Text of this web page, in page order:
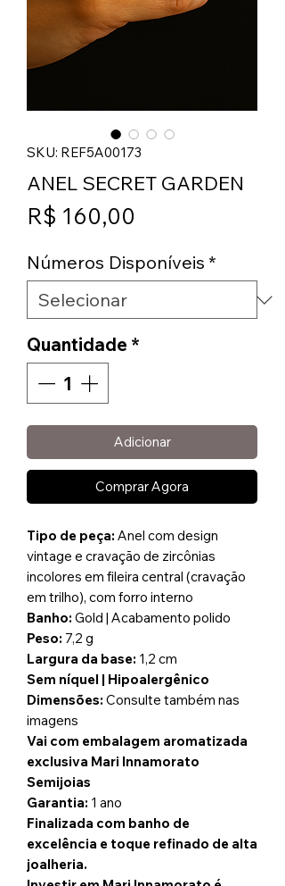
SKU: REF5A00173
ANEL SECRET GARDEN
R$ 160,00
Números Disponíveis *
Quantidade *
Adicionar
Comprar Agora
Tipo de peça: Anel com design
vintage e cravação de zircônias
incolores em fileira central (cravação
em trilho), com forro interno
Banho: Gold | Acabamento polido
Peso: 7,2 g
Largura da base: 1,2 cm
Sem níquel | Hipoalergênico
Dimensões: Consulte também nas
imagens
Vai com embalagem aromatizada
exclusiva Mari Innamorato
Semijoias
Garantia: 1 ano
Finalizada com banho de
excelência e toque refinado de alta
joalheria.